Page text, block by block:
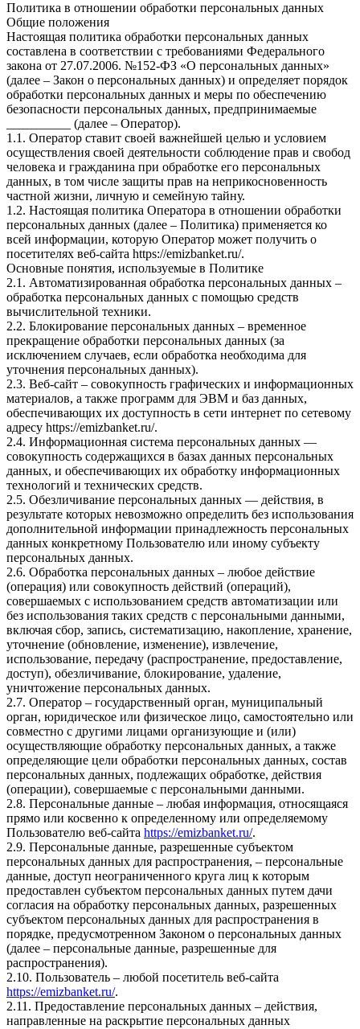
Политика в отношении обработки персональных данных
Общие положения
Настоящая политика обработки персональных данных
составлена в соответствии с требованиями Федерального
закона от 27.07.2006. №152-ФЗ «О персональных данных»
(далее – Закон о персональных данных) и определяет порядок
обработки персональных данных и меры по обеспечению
безопасности персональных данных, предпринимаемые
__________ (далее – Оператор).
1.1. Оператор ставит своей важнейшей целью и условием
осуществления своей деятельности соблюдение прав и свобод
человека и гражданина при обработке его персональных
данных, в том числе защиты прав на неприкосновенность
частной жизни, личную и семейную тайну.
1.2. Настоящая политика Оператора в отношении обработки
персональных данных (далее – Политика) применяется ко
всей информации, которую Оператор может получить о
посетителях веб-сайта https://emizbanket.ru/.
Основные понятия, используемые в Политике
2.1. Автоматизированная обработка персональных данных –
обработка персональных данных с помощью средств
вычислительной техники.
2.2. Блокирование персональных данных – временное
прекращение обработки персональных данных (за
исключением случаев, если обработка необходима для
уточнения персональных данных).
2.3. Веб-сайт – совокупность графических и информационных
материалов, а также программ для ЭВМ и баз данных,
обеспечивающих их доступность в сети интернет по сетевому
адресу https://emizbanket.ru/.
2.4. Информационная система персональных данных —
совокупность содержащихся в базах данных персональных
данных, и обеспечивающих их обработку информационных
технологий и технических средств.
2.5. Обезличивание персональных данных — действия, в
результате которых невозможно определить без использования
дополнительной информации принадлежность персональных
данных конкретному Пользователю или иному субъекту
персональных данных.
2.6. Обработка персональных данных – любое действие
(операция) или совокупность действий (операций),
совершаемых с использованием средств автоматизации или
без использования таких средств с персональными данными,
включая сбор, запись, систематизацию, накопление, хранение,
уточнение (обновление, изменение), извлечение,
использование, передачу (распространение, предоставление,
доступ), обезличивание, блокирование, удаление,
уничтожение персональных данных.
2.7. Оператор – государственный орган, муниципальный
орган, юридическое или физическое лицо, самостоятельно или
совместно с другими лицами организующие и (или)
осуществляющие обработку персональных данных, а также
определяющие цели обработки персональных данных, состав
персональных данных, подлежащих обработке, действия
(операции), совершаемые с персональными данными.
2.8. Персональные данные – любая информация, относящаяся
прямо или косвенно к определенному или определяемому
Пользователю веб-сайта https://emizbanket.ru/.
2.9. Персональные данные, разрешенные субъектом
персональных данных для распространения, – персональные
данные, доступ неограниченного круга лиц к которым
предоставлен субъектом персональных данных путем дачи
согласия на обработку персональных данных, разрешенных
субъектом персональных данных для распространения в
порядке, предусмотренном Законом о персональных данных
(далее – персональные данные, разрешенные для
распространения).
2.10. Пользователь – любой посетитель веб-сайта
https://emizbanket.ru/.
2.11. Предоставление персональных данных – действия,
направленные на раскрытие персональных данных